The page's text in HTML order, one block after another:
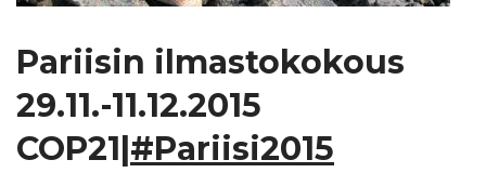
Pariisin ilmastokokous
29.11.-11.12.2015
COP21|#Pariisi2015